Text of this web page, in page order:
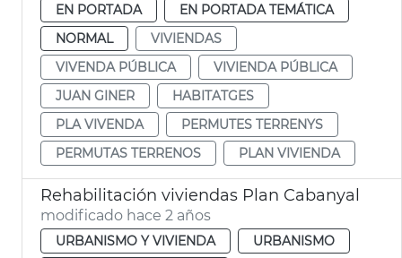
EN PORTADA
EN PORTADA TEMÁTICA
NORMAL
VIVIENDAS
VIVENDA PÚBLICA
VIVIENDA PÚBLICA
JUAN GINER
HABITATGES
PLA VIVENDA
PERMUTES TERRENYS
PERMUTAS TERRENOS
PLAN VIVIENDA
Rehabilitación viviendas Plan Cabanyal
modificado hace 2 años
URBANISMO Y VIVIENDA
URBANISMO